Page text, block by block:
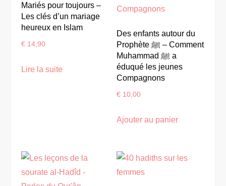
Mariés pour toujours –
Les clés d’un mariage
heureux en Islam
€ 14,90
Lire la suite
Des enfants autour du
Prophète ﷺ – Comment
Muhammad ﷺ a
éduqué les jeunes
Compagnons
€ 10,00
Ajouter au panier